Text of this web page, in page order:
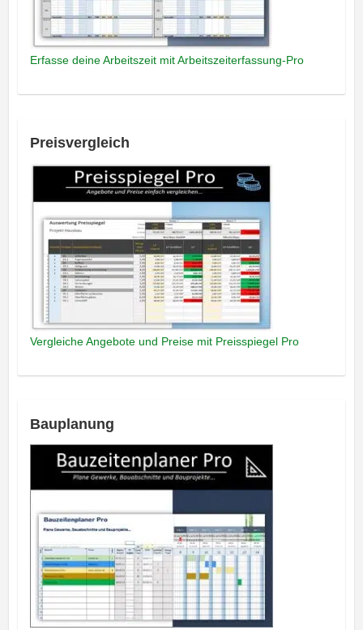
Erfasse deine Arbeitszeit mit Arbeitszeiterfassung-Pro
Preisvergleich
Vergleiche Angebote und Preise mit Preisspiegel Pro
Bauplanung